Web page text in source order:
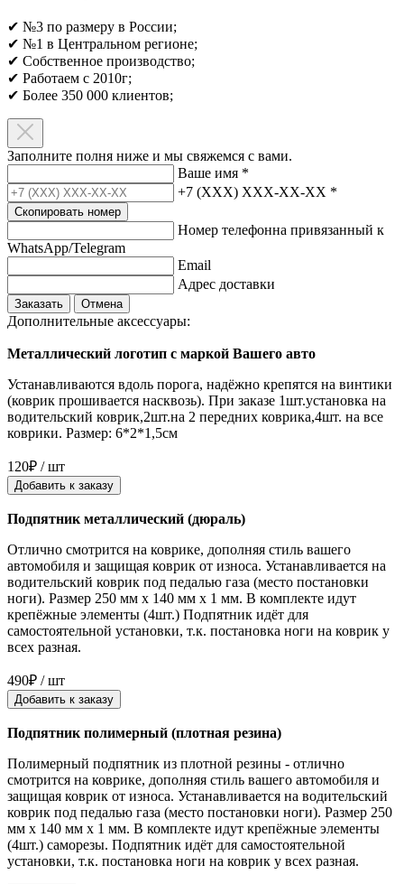
✔ №3 по размеру в России;
✔ №1 в Центральном регионе;
✔ Собственное производство;
✔ Работаем с 2010г;
✔ Более 350 000 клиентов;​
Заполните полня ниже и мы свяжемся с вами.
Ваше имя *
+7 (XXX) XXX-XX-XX *
Скопировать номер
Номер телефонна привязанный к
WhatsApp/Telegram
Email
Адрес доставки
Заказать Отмена
Дополнительные аксессуары:
Металлический логотип с маркой Вашего авто
Устанавливаются вдоль порога, надёжно крепятся на винтики
(коврик прошивается насквозь). При заказе 1шт.установка на
водительский коврик,2шт.на 2 передних коврика,4шт. на все
коврики. Размер: 6*2*1,5см
120₽ / шт
Добавить к заказу
Подпятник металлический (дюраль)
Отлично смотрится на коврике, дополняя стиль вашего
автомобиля и защищая коврик от износа. Устанавливается на
водительский коврик под педалью газа (место постановки
ноги). Размер 250 мм x 140 мм x 1 мм. В комплекте идут
крепёжные элементы (4шт.) Подпятник идёт для
самостоятельной установки, т.к. постановка ноги на коврик у
всех разная.
490₽ / шт
Добавить к заказу
Подпятник полимерный (плотная резина)
Полимерный подпятник из плотной резины - отлично
смотрится на коврике, дополняя стиль вашего автомобиля и
защищая коврик от износа. Устанавливается на водительский
коврик под педалью газа (место постановки ноги). Размер 250
мм x 140 мм x 1 мм. В комплекте идут крепёжные элементы
(4шт.) саморезы. Подпятник идёт для самостоятельной
установки, т.к. постановка ноги на коврик у всех разная.